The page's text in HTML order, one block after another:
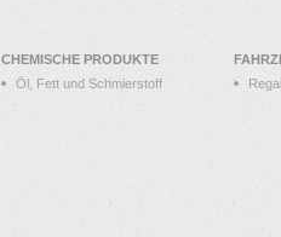
CHEMISCHE PRODUKTE
Öl, Fett und Schmierstoff